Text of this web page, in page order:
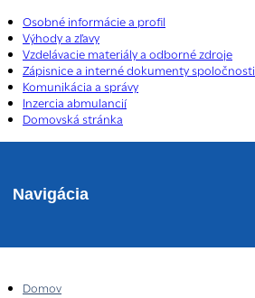
Osobné informácie a profil
Výhody a zľavy
Vzdelávacie materiály a odborné zdroje
Zápisnice a interné dokumenty spoločnosti
Komunikácia a správy
Inzercia abmulancií
Domovská stránka
Navigácia
Domov